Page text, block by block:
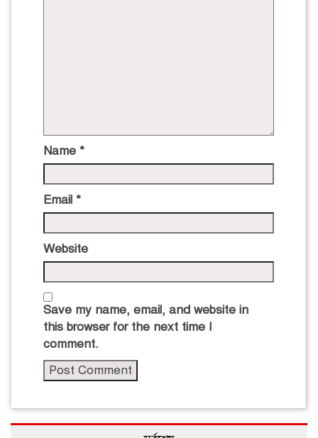
Name *
Email *
Website
Save my name, email, and website in
this browser for the next time I
comment.